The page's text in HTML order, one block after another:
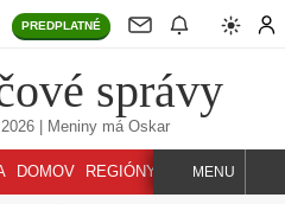
PREDPLATNÉ
správy
| Meniny má Oskar
DOMOV REGIÓNY INDEX SVET
MENU